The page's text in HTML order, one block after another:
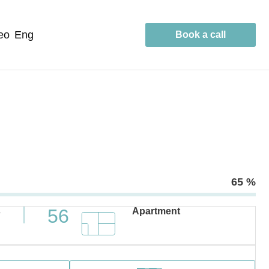
eng Book a call
65 %
56 Apartment